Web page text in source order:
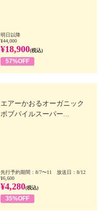
明日以降
¥44,000
¥18,900(税込)
57%OFF
エアーかおるオーガニック
ボブパイルスーパー...
先行予約期間：8/7〜11 放送日：8/12
¥6,600
¥4,280(税込)
35%OFF